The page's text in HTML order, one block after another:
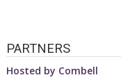
PARTNERS
Hosted by Combell